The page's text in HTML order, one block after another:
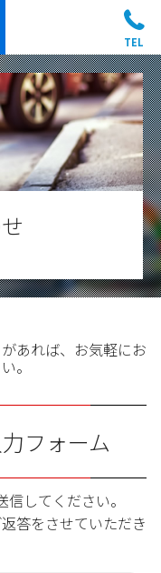
あれば、お気軽にお
。
フォーム
してください。
答をさせていただき